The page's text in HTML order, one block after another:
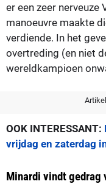
er een zeer nerveuze
manoeuvre maakte
verdiende. In het
overtreding (en niet
wereldkampioen
OOK INTERESSANT:
vrijdag en zaterdag
Minardi vindt gedrag